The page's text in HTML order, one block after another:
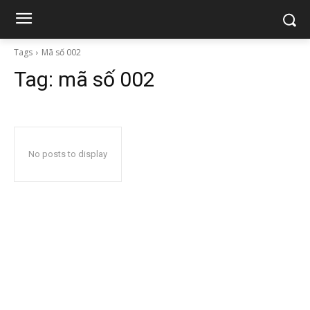
Tags Mã số 002
Tag: mã số 002
No posts to display